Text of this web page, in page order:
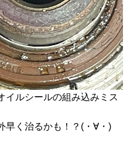
イルシールの組み込みミス
早く治るかも！？(・∀・)